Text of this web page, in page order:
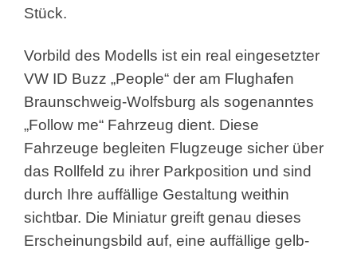
Stück.
Vorbild des Modells ist ein real eingesetzter
VW ID Buzz „People“ der am Flughafen
Braunschweig-Wolfsburg als sogenanntes
„Follow me“ Fahrzeug dient. Diese
Fahrzeuge begleiten Flugzeuge sicher über
das Rollfeld zu ihrer Parkposition und sind
durch Ihre auffällige Gestaltung weithin
sichtbar. Die Miniatur greift genau dieses
Erscheinungsbild auf, eine auffällige gelb-